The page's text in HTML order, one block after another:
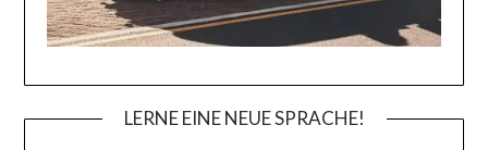
LERNE EINE NEUE SPRACHE!